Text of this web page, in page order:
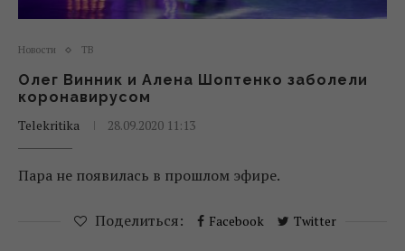
Новости ТВ
Олег Винник и Алена Шоптенко заболели
коронавирусом
Telekritika
28.09.2020 11:13
Пара не появилась в прошлом эфире.
Поделиться: Facebook Twitter